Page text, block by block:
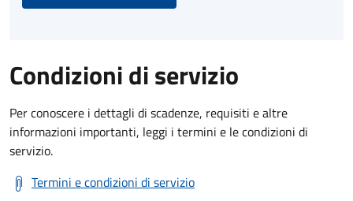
Condizioni di servizio
Per conoscere i dettagli di scadenze, requisiti e altre
informazioni importanti, leggi i termini e le condizioni di
servizio.
Termini e condizioni di servizio